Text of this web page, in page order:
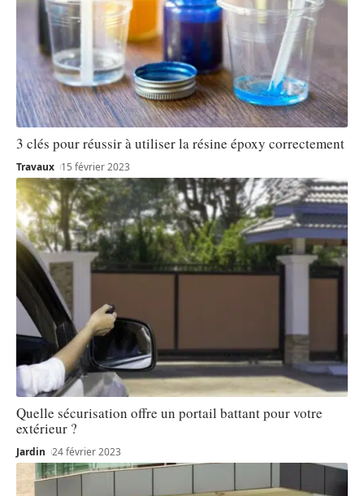
3 clés pour réussir à utiliser la résine époxy correctement
Travaux 15 février 2023
Quelle sécurisation offre un portail battant pour votre
extérieur ?
Jardin 24 février 2023